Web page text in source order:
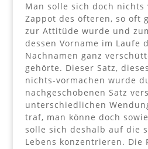
Man solle sich doch nichts
Zappot des öfteren, so oft
zur Attitüde wurde und
dessen Vorname im Laufe
Nachnamen ganz
gehörte. Dieser Satz,
nichts-vormachen wurde
nachgeschobenen Satz
unterschiedlichen
traf, man könne doch
solle sich deshalb auf die
Lebens konzentrieren. Die